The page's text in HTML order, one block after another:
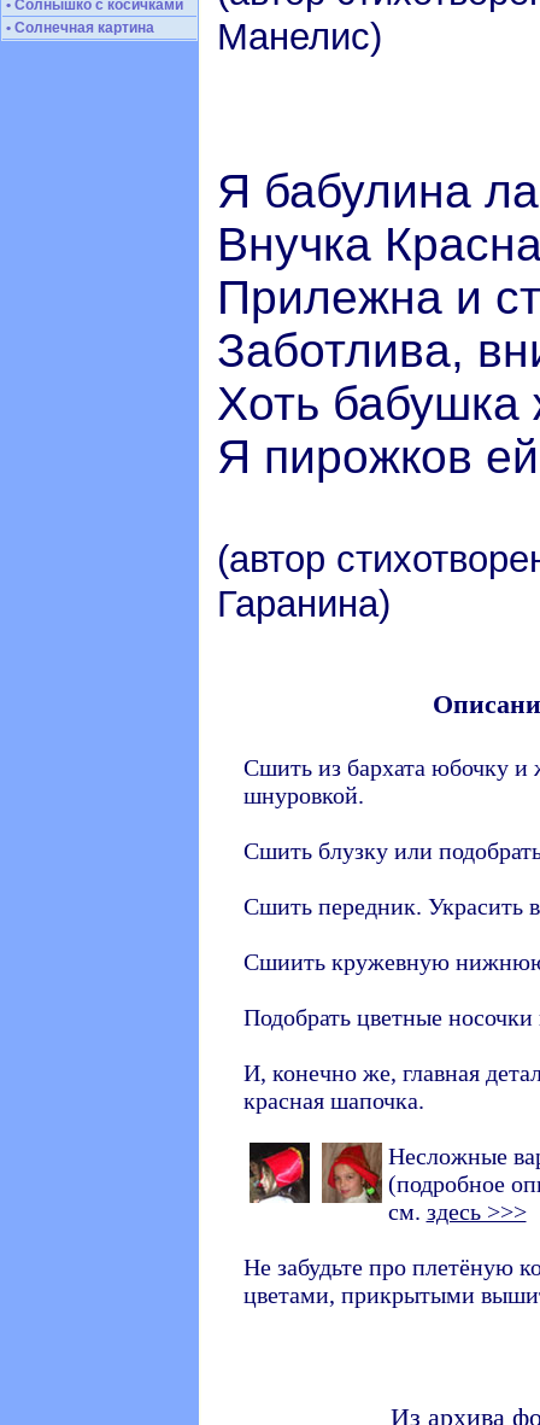
• Солнышко с косичками
• Солнечная картина
Манелис)
Я бабулина
Внучка
Прилежна и
Заботлива,
Хоть бабушка
Я пирожков
(автор
Гаранина)
Сшить из бархата юбочку и
шнуровкой.
Сшить блузку или
Сшить передник. Украсить
Сшиить кружевную
Подобрать цветные
И, конечно же, главная
красная шапочка.
Несложные
(подробное
см. здесь >>>
Не забудьте про плетёную
цветами, прикрытыми
Из архива